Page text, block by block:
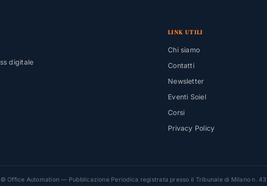
digitale
LINK UTILI
Chi siamo
Contatti
Newsletter
Eventi Soiel
Corsi
Privacy Policy
© Office Automation — Pubblicazione Periodica registrata presso il Tribunale di Milano n.